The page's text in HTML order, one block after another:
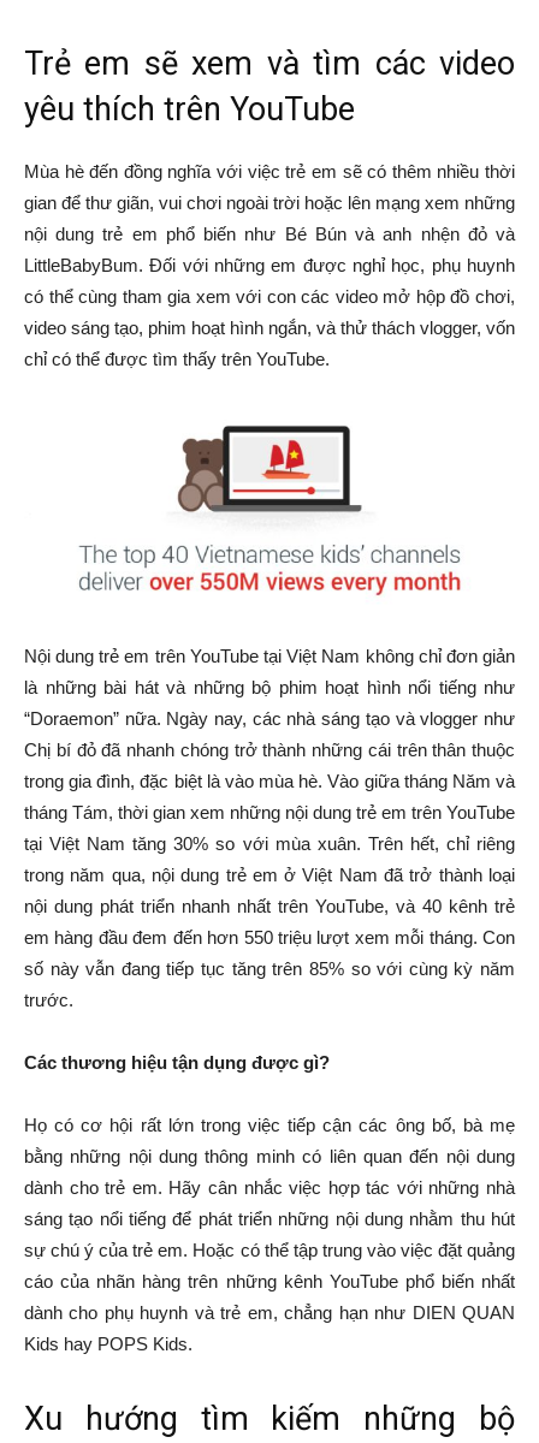
Trẻ em sẽ xem và tìm các video
yêu thích trên YouTube
Mùa hè đến đồng nghĩa với việc trẻ em sẽ có thêm nhiều thời
gian để thư giãn, vui chơi ngoài trời hoặc lên mạng xem những
nội dung trẻ em phổ biến như Bé Bún và anh nhện đỏ và
LittleBabyBum. Đối với những em được nghỉ học, phụ huynh
có thể cùng tham gia xem với con các video mở hộp đồ chơi,
video sáng tạo, phim hoạt hình ngắn, và thử thách vlogger, vốn
chỉ có thể được tìm thấy trên YouTube.
Nội dung trẻ em trên YouTube tại Việt Nam không chỉ đơn giản
là những bài hát và những bộ phim hoạt hình nổi tiếng như
“Doraemon” nữa. Ngày nay, các nhà sáng tạo và vlogger như
Chị bí đỏ đã nhanh chóng trở thành những cái trên thân thuộc
trong gia đình, đặc biệt là vào mùa hè. Vào giữa tháng Năm và
tháng Tám, thời gian xem những nội dung trẻ em trên YouTube
tại Việt Nam tăng 30% so với mùa xuân. Trên hết, chỉ riêng
trong năm qua, nội dung trẻ em ở Việt Nam đã trở thành loại
nội dung phát triển nhanh nhất trên YouTube, và 40 kênh trẻ
em hàng đầu đem đến hơn 550 triệu lượt xem mỗi tháng. Con
số này vẫn đang tiếp tục tăng trên 85% so với cùng kỳ năm
trước.
Các thương hiệu tận dụng được gì?
Họ có cơ hội rất lớn trong việc tiếp cận các ông bố, bà mẹ
bằng những nội dung thông minh có liên quan đến nội dung
dành cho trẻ em. Hãy cân nhắc việc hợp tác với những nhà
sáng tạo nổi tiếng để phát triển những nội dung nhằm thu hút
sự chú ý của trẻ em. Hoặc có thể tập trung vào việc đặt quảng
cáo của nhãn hàng trên những kênh YouTube phổ biến nhất
dành cho phụ huynh và trẻ em, chẳng hạn như DIEN QUAN
Kids hay POPS Kids.
Xu hướng tìm kiếm những bộ